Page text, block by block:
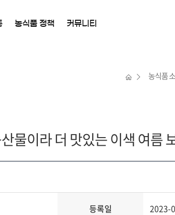
농식품 정책 커뮤니티
농식품
물이라 더 맛있는 이색 여름
등록일 2023-